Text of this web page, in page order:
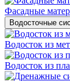
Фасадные
Водосточные
Водосток из
Водосток из